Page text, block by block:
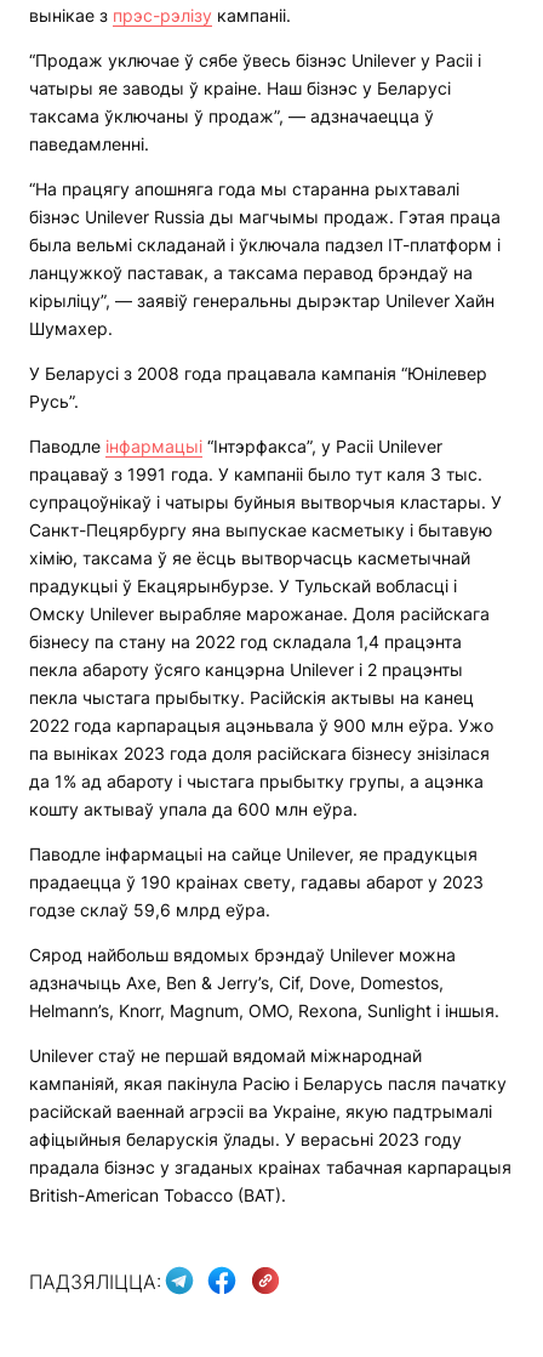
вынікае з прэс-рэлізу кампаніі.
“Продаж уключае ў сябе ўвесь бізнэс Unilever у Расіі і
чатыры яе заводы ў краіне. Наш бізнэс у Беларусі
таксама ўключаны ў продаж”, — адзначаецца ў
паведамленні.
“На працягу апошняга года мы старанна рыхтавалі
бізнэс Unilever Russia ды магчымы продаж. Гэтая праца
была вельмі складанай і ўключала падзел ІТ-платформ і
ланцужкоў паставак, а таксама перавод брэндаў на
кірыліцу”, — заявіў генеральны дырэктар Unilever Хайн
Шумахер.
У Беларусі з 2008 года працавала кампанія “Юнілевер
Русь”.
Паводле інфармацыі “Інтэрфакса”, у Расіі Unilever
працаваў з 1991 года. У кампаніі было тут каля 3 тыс.
супрацоўнікаў і чатыры буйныя вытворчыя кластары. У
Санкт-Пецярбургу яна выпускае касметыку і бытавую
хімію, таксама ў яе ёсць вытворчасць касметычнай
прадукцыі ў Екацярынбурзе. У Тульскай вобласці і
Омску Unilever вырабляе марожанае. Доля расійскага
бізнесу па стану на 2022 год складала 1,4 працэнта
пекла абароту ўсяго канцэрна Unilever і 2 працэнты
пекла чыстага прыбытку. Расійскія актывы на канец
2022 года карпарацыя ацэньвала ў 900 млн еўра. Ужо
па выніках 2023 года доля расійскага бізнесу знізілася
да 1% ад абароту і чыстага прыбытку групы, а ацэнка
кошту актываў упала да 600 млн еўра.
Паводле інфармацыі на сайце Unilever, яе прадукцыя
прадаецца ў 190 краінах свету, гадавы абарот у 2023
годзе склаў 59,6 млрд еўра.
Сярод найбольш вядомых брэндаў Unilever можна
адзначыць Axe, Ben & Jerry’s, Cif, Dove, Domestos,
Helmann’s, Knorr, Magnum, OMO, Rexona, Sunlight і іншыя.
Unilever стаў не першай вядомай міжнароднай
кампаніяй, якая пакінула Расію і Беларусь пасля пачатку
расійскай ваеннай агрэсіі ва Украіне, якую падтрымалі
афіцыйныя беларускія ўлады. У верасьні 2023 году
прадала бізнэс у згаданых краінах табачная карпарацыя
British-American Tobacco (BAT).
ПАДЗЯЛІЦЦА: